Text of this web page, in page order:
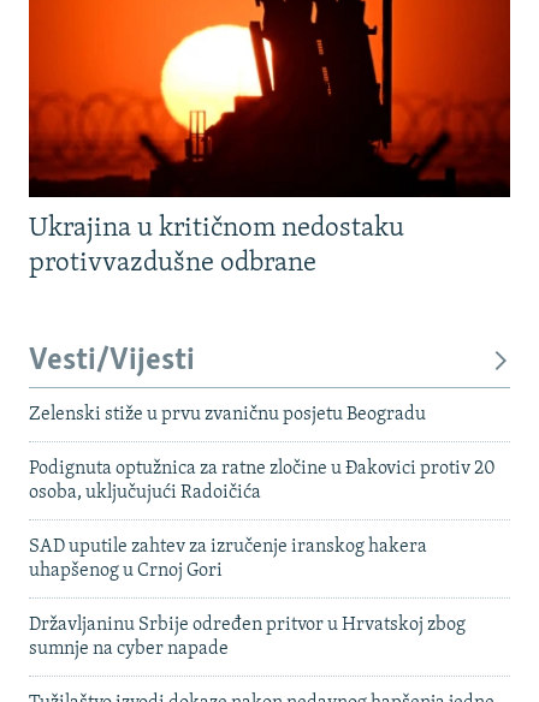
Ukrajina u kritičnom nedostaku
protivvazdušne odbrane
Vesti/Vijesti
Zelenski stiže u prvu zvaničnu posjetu Beogradu
Podignuta optužnica za ratne zločine u Đakovici protiv 20
osoba, uključujući Radoičića
SAD uputile zahtev za izručenje iranskog hakera
uhapšenog u Crnoj Gori
Državljaninu Srbije određen pritvor u Hrvatskoj zbog
sumnje na cyber napade